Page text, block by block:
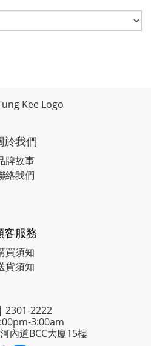
於我們
牌故事
絡我們
客服務
買須知
貨須知
2301-2222
3:00am
內道BCC大廈15樓